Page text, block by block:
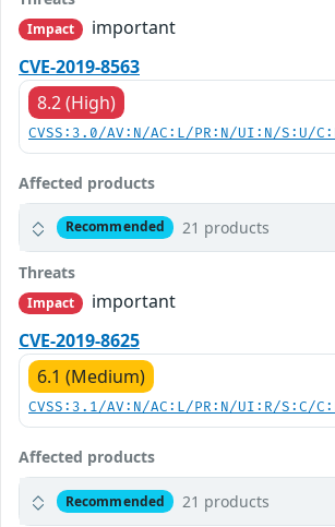
Impact
important
CVE-2019-8563
8.2 (High)
CVSS:3.0/AV:N/AC:L/PR:N/UI:N/S:U/
Affected products
Recommended 21 products
Threats
Impact
important
CVE-2019-8625
6.1 (Medium)
CVSS:3.1/AV:N/AC:L/PR:N/UI:R/S:C/
Affected products
Recommended 21 products